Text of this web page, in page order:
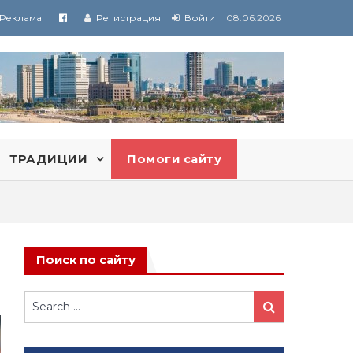
Реклама Регистрация Войти 08.06.2026
ТРАДИЦИИ Помоги сайту
Поиск по сайту
Search
for:
Search